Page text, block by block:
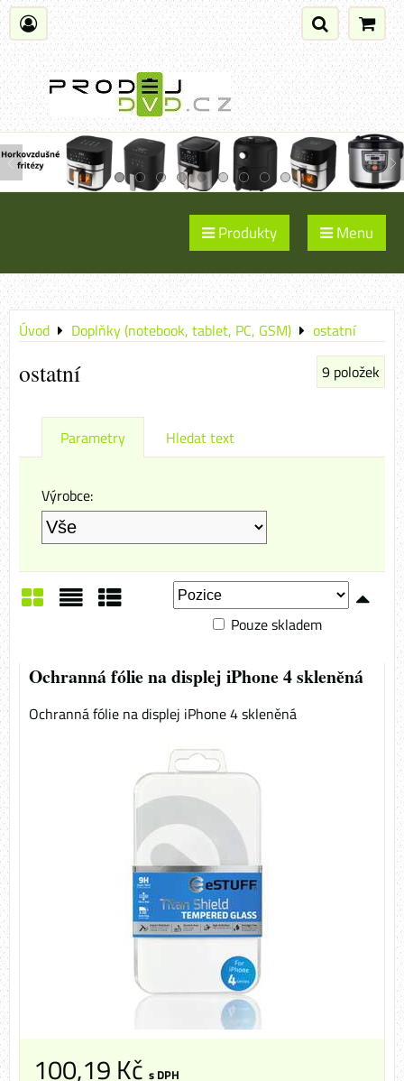
Produkty Menu
Úvod Doplňky (notebook, tablet, PC, GSM) ostatní
ostatní 9 položek
Parametry Hledat text
Výrobce:
Pouze skladem
Ochranná fólie na displej iPhone 4 skleněná
Ochranná fólie na displej iPhone 4 skleněná
100,19 Kč s DPH